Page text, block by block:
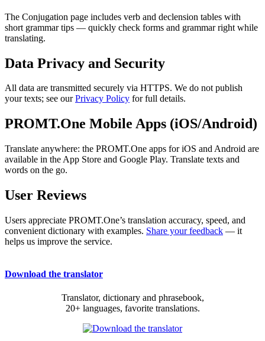
The Conjugation page includes verb and declension tables with
short grammar tips — quickly check forms and grammar right while
translating.
Data Privacy and Security
All data are transmitted securely via HTTPS. We do not publish
your texts; see ourPrivacy Policy for full details.
PROMT.One Mobile Apps (iOS/Android)
Translate anywhere: the PROMT.One apps for iOS and Android are
available in the App Store and Google Play. Translate texts and
words on the go.
User Reviews
Users appreciate PROMT.One’s translation accuracy, speed, and
convenient dictionary with examples. Share your feedback — it
helps us improve the service.
Download the translator
Translator, dictionary and phrasebook,
20+ languages, favorite translations.